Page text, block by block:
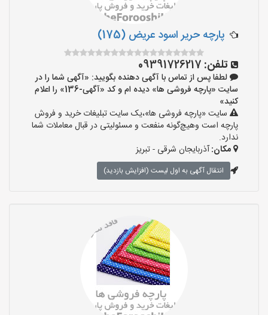
پارچه حریر اسود عریض (175)
تلفن: 09391726217
لطفا پس از تماس با آگهی دهنده بگویید: «آگهی شما را در
سایت «پارچه فروشی ها» دیده ام و کد «آگهی-136» را اعلام
کنید»
سایت «پارچه فروشی ها»،یک سایت تبلیغات خرید و فروش
پارچه است وهیچ‌گونه منفعت و مسئولیتی در قبال معاملات شما
ندارد.
مکان:آذربایجان شرقی - تبریز
انتقال آگهی به اول لیست (افزایش بازدید)